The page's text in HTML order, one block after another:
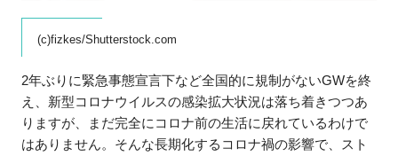
(c)fizkes/Shutterstock.com
2年ぶりに緊急事態宣言下など全国的に規制がないGWを終
え、新型コロナウイルスの感染拡大状況は落ち着きつつあ
りますが、まだ完全にコロナ前の生活に戻れているわけで
はありません。そんな長期化するコロナ禍の影響で、スト